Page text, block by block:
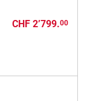
CHF 2’799.00